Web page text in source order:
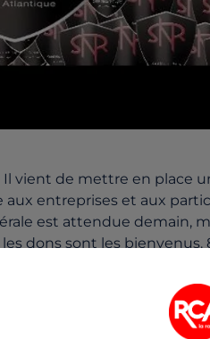
vient de mettre en place
entreprises et aux
est attendue demain,
dons sont les bienvenus.
le club en vous rendant